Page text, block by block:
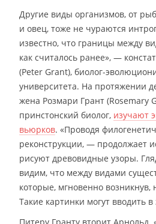
Другие виды организмов, от
и овец, тоже не чураются
известно, что границы между
как считалось ранее», —
(Peter Grant), биолог-
университета. На протяжении
жена Розмари Грант (Rosemary
принстонский биолог, изучают
вьюрков. «Проводя
реконструкции, — продолжает
рисуют древовидные узоры.
видим, что между видами
которые, мгновенно возникнув,
Такие картинки могут вводить
Питеру Гранту вторит Арнольд.